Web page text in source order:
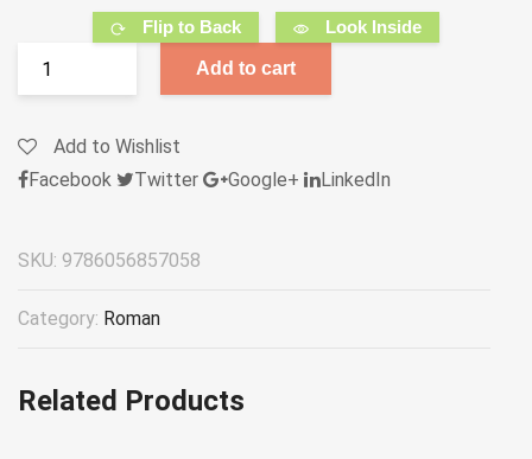
Flip to Back Look Inside
Add to cart
Add to Wishlist
Facebook
Twitter Google+ LinkedIn
SKU: 9786056857058
Category: Roman
Related Products